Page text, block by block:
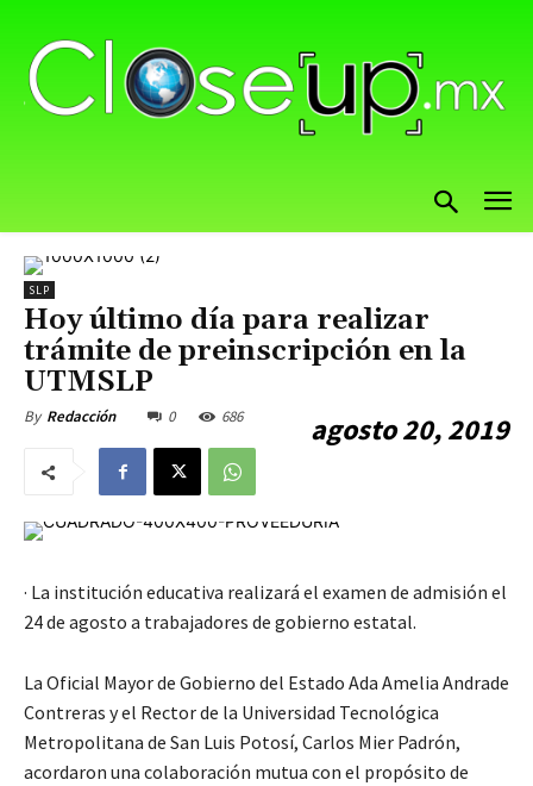
SLP
Hoy último día para realizar
trámite de preinscripción en la
UTMSLP
By Redacción agosto 20, 2019
0 686
· La institución educativa realizará el examen de admisión el
24 de agosto a trabajadores de gobierno estatal.
La Oficial Mayor de Gobierno del Estado Ada Amelia Andrade
Contreras y el Rector de la Universidad Tecnológica
Metropolitana de San Luis Potosí, Carlos Mier Padrón,
acordaron una colaboración mutua con el propósito de